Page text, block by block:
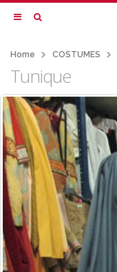
Home COSTUMES
Tunique